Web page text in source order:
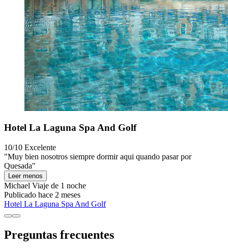
Hotel La Laguna Spa And Golf
10/10 Excelente
"Muy bien nosotros siempre dormir aqui quando pasar por
Quesada"
Leer menos
Michael Viaje de 1 noche
Publicado hace 2 meses
Hotel La Laguna Spa And Golf
Preguntas frecuentes